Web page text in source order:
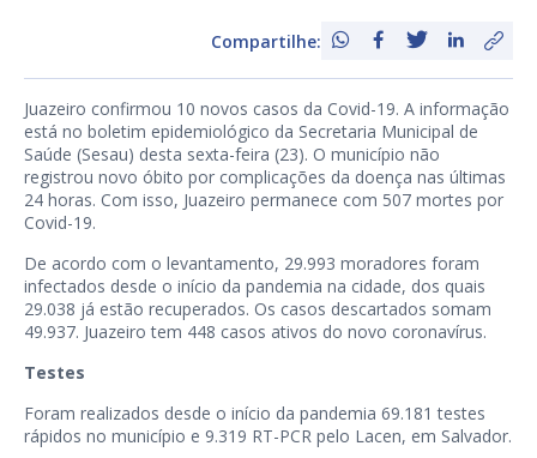
Compartilhe:
Juazeiro confirmou 10 novos casos da Covid-19. A informação
está no boletim epidemiológico da Secretaria Municipal de
Saúde (Sesau) desta sexta-feira (23). O município não
registrou novo óbito por complicações da doença nas últimas
24 horas. Com isso, Juazeiro permanece com 507 mortes por
Covid-19.
De acordo com o levantamento, 29.993 moradores foram
infectados desde o início da pandemia na cidade, dos quais
29.038 já estão recuperados. Os casos descartados somam
49.937. Juazeiro tem 448 casos ativos do novo coronavírus.
Testes
Foram realizados desde o início da pandemia 69.181 testes
rápidos no município e 9.319 RT-PCR pelo Lacen, em Salvador.